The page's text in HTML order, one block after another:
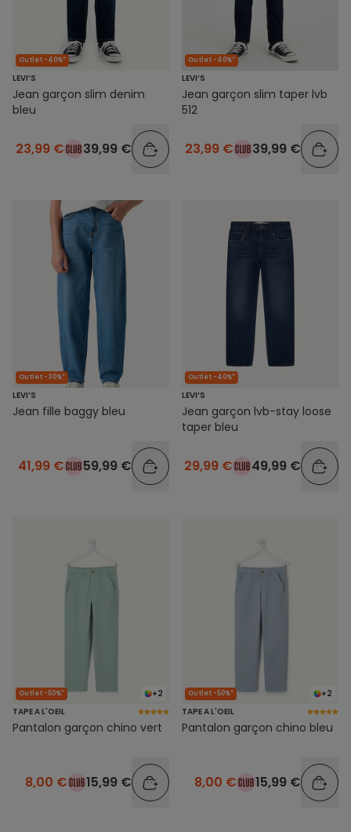
Outlet -40%*
LEVI’S
Jean garçon slim denim
bleu
23,99 € 39,99 €
Outlet -40%*
LEVI’S
Jean garçon slim taper lvb
512
23,99 € 39,99 €
Outlet -30%*
LEVI’S
Jean fille baggy bleu
41,99 € 59,99 €
Outlet -40%*
LEVI’S
Jean garçon lvb-stay loose
taper bleu
29,99 € 49,99 €
+2
Outlet -50%*
TAPE A L'OEIL
Pantalon garçon chino vert
8,00 € 15,99 €
+2
Outlet -50%*
TAPE A L'OEIL
Pantalon garçon chino bleu
8,00 € 15,99 €